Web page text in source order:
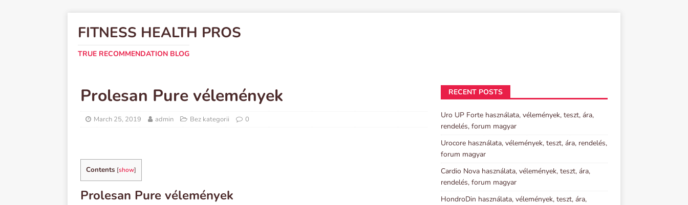
FITNESS HEALTH PROS
TRUE RECOMMENDATION BLOG
Prolesan Pure vélemények
March 25, 2019 admin Bez kategorii 0
Contents [show]
Prolesan Pure vélemények
RECENT POSTS
Uro UP Forte használata, vélemények, teszt, ára,
rendelés, forum magyar
Urocore használata, vélemények, teszt, ára, rendelés,
forum magyar
Cardio Nova használata, vélemények, teszt, ára,
rendelés, forum magyar
HondroDin használata, vélemények, teszt, ára,